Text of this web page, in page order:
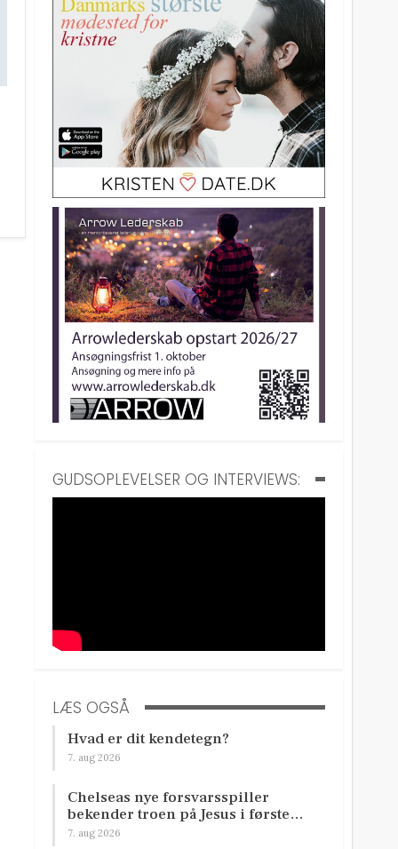
GUDSOPLEVELSER OG INTERVIEWS:
LÆS OGSÅ
Hvad er dit kendetegn?
7. aug 2026
Chelseas nye forsvarsspiller
bekender troen på Jesus i første…
7. aug 2026